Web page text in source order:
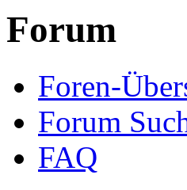
Forum
Foren-
Forum
FAQ